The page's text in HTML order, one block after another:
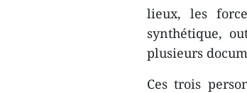
lieux, les
synthétique,
plusieurs
Ces trois